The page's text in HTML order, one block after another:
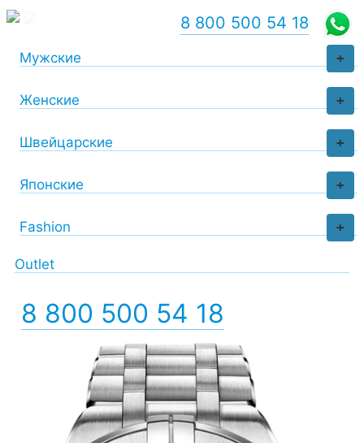
+
Мужские
+
Женские
+
Швейцарские
+
Японские
+
Fashion
Outlet
8 800 500 54 18
8 800 500 54 18